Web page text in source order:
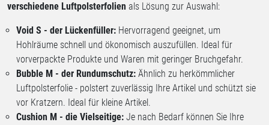
verschiedene Luftpolsterfolien als Lösung zur Auswahl:
Void S - der Lückenfüller: Hervorragend geeignet, um
Hohlräume schnell und ökonomisch auszufüllen. Ideal für
vorverpackte Produkte und Waren mit geringer Bruchgefahr.
Bubble M - der Rundumschutz: Ähnlich zu herkömmlicher
Luftpolsterfolie - polstert zuverlässig Ihre Artikel und schützt sie
vor Kratzern. Ideal für kleine Artikel.
Cushion M - die Vielseitige: Je nach Bedarf können Sie Ihre